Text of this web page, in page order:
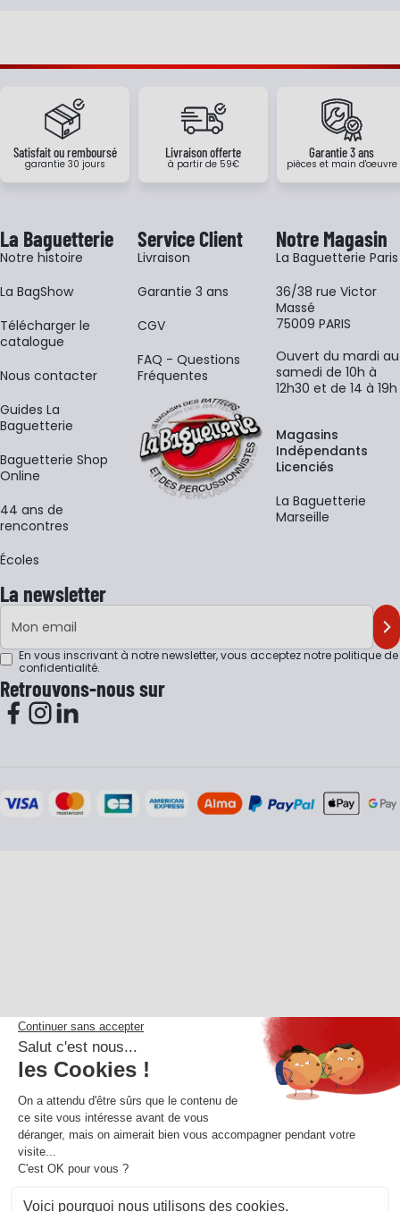
Satisfait ou remboursé
garantie 30 jours
Livraison offerte
à partir de 59€
Garantie 3 ans
pièces et main d'oeuvre
La Baguetterie
Notre histoire
La BagShow
​Télécharger le
catalogue
Nous contacter
Guides La
Baguetterie
Baguetterie Shop
Online
44 ans de
rencontres
Écoles
Service Client
Livraison
Garantie 3 ans
CGV
FAQ - Questions
Fréquentes
Notre Magasin
La Baguetterie Paris
36/38 rue Victor
Massé
75009 PARIS
Ouvert du mardi au
samedi de 10h à
12h30 et de 14 à 19h
Magasins
Indépendants
Licenciés
La Baguetterie
Marseille
La newsletter
Adresse e-mail
En vous inscrivant à notre newsletter, vous acceptez notrepolitique de
confidentialité.
Retrouvons-nous sur